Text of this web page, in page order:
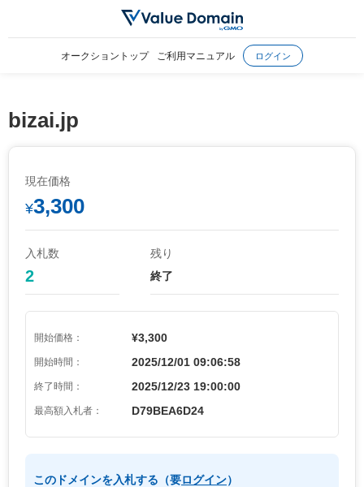
オークショントップ ご利用マニュアル ログイン
bizai.jp
現在価格
¥3,300
入札数
2
残り
終了
開始価格： ¥3,300
開始時間： 2025/12/01 09:06:58
終了時間： 2025/12/23 19:00:00
最高額入札者： D79BEA6D24
このドメインを入札する（要ログイン）